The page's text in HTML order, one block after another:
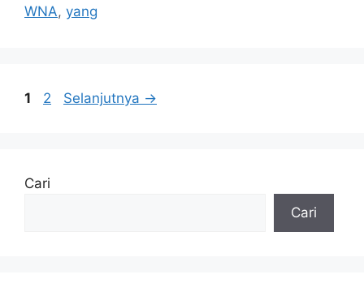
WNA, yang
Halaman
1 Halaman
2 Selanjutnya →
Cari
Cari